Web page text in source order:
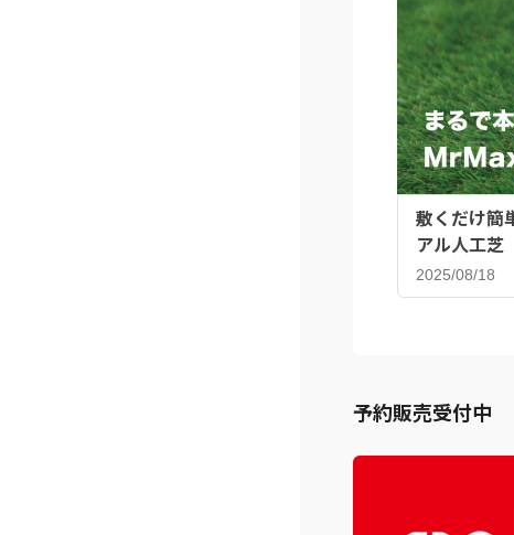
敷くだけ簡
アル人工芝
2025/08/18
予約販売受付中